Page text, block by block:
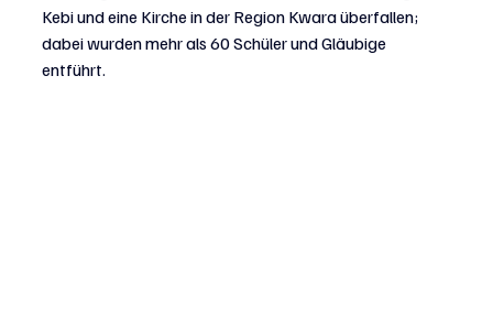
Kebi und eine Kirche in der Region Kwara überfallen;
dabei wurden mehr als 60 Schüler und Gläubige
entführt.